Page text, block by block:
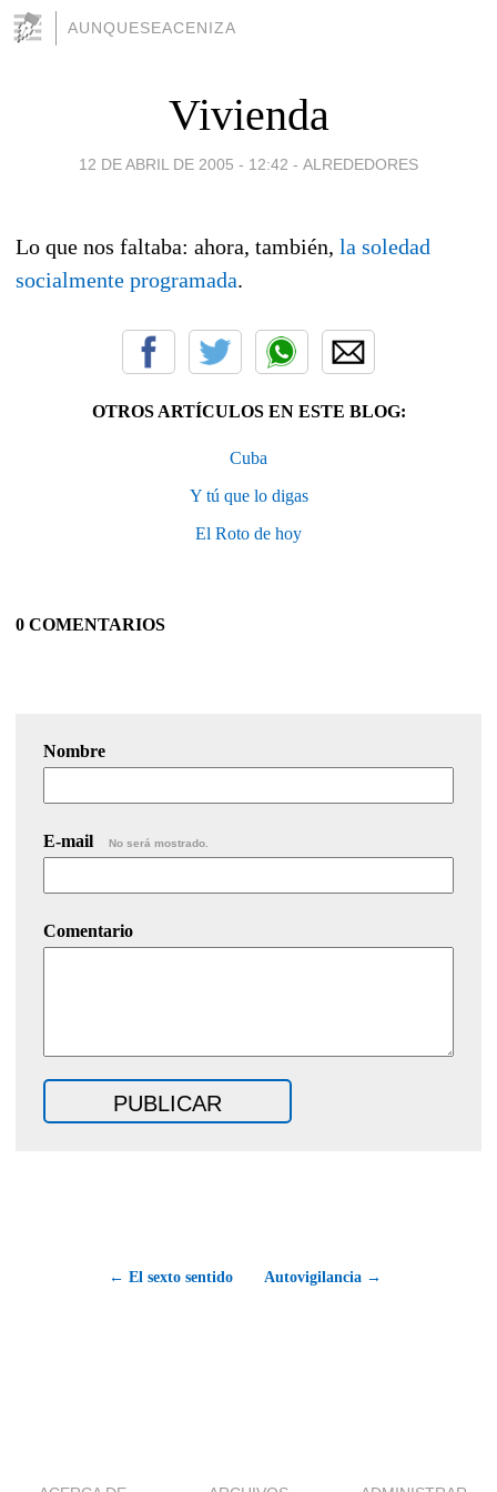
AUNQUESEACENIZA
Vivienda
12 DE ABRIL DE 2005 - 12:42 - ALREDEDORES
Lo que nos faltaba: ahora, también, la soledad
socialmente programada.
OTROS ARTÍCULOS EN ESTE BLOG:
Cuba
Y tú que lo digas
El Roto de hoy
0 COMENTARIOS
Nombre
E-mail No será mostrado.
Comentario
← El sexto sentido Autovigilancia →